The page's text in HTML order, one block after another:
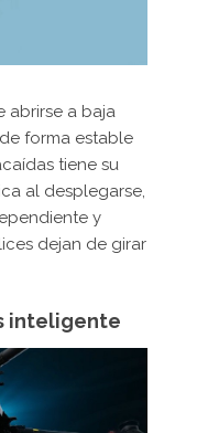
abrirse a baja
forma estable
tiene su
al desplegarse,
y
dejan de girar
inteligente